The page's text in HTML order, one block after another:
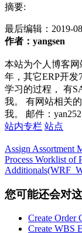
摘要:
最后编辑： 2019-
作者：yangsen
本站为个人博客
年，其它ERP开
学习的过程， 有
我。 有网站相关
我。 邮件：
站内专栏 站点
Assign Assortment
Process Worklist of
您可能还会对
Create Order
Create WBS